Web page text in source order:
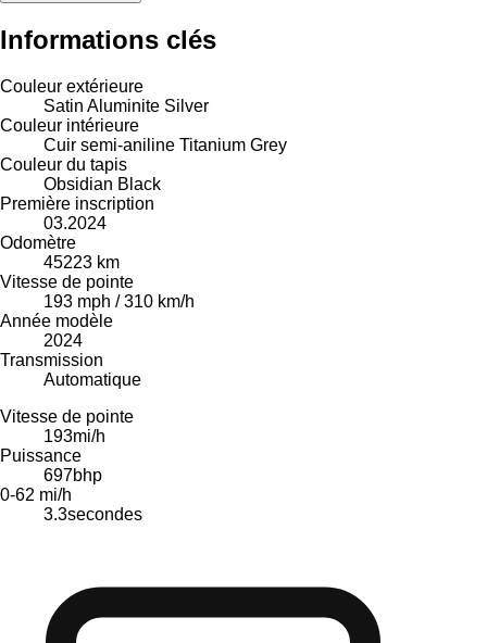
Informations clés
Couleur extérieure
Satin Aluminite Silver
Couleur intérieure
Cuir semi-aniline Titanium Grey
Couleur du tapis
Obsidian Black
Première inscription
03.2024
Odomètre
45223 km
Vitesse de pointe
193 mph / 310 km/h
Année modèle
2024
Transmission
Automatique
Vitesse de pointe
193mi/h
Puissance
697bhp
0-62 mi/h
3.3secondes